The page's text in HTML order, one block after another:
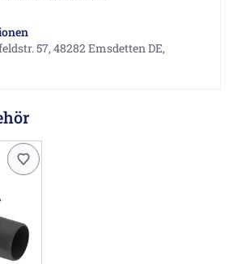
57, 48282 Emsdetten DE,